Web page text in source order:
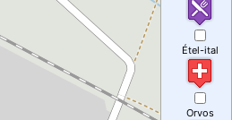
Étel-ital
Orvos